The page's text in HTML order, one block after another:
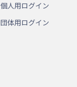
個人用ログイン
団体用ログイン